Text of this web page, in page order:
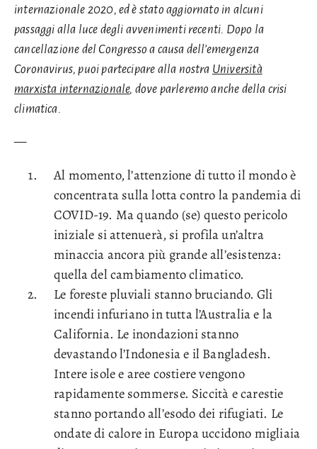
internazionale 2020, ed è stato aggiornato in alcuni
passaggi alla luce degli avvenimenti recenti. Dopo la
cancellazione del Congresso a causa dell’emergenza
Coronavirus, puoi partecipare alla nostra Università
marxista internazionale, dove parleremo anche della crisi
climatica.
—
Al momento, l’attenzione di tutto il mondo è
concentrata sulla lotta contro la pandemia di
COVID-19. Ma quando (se) questo pericolo
iniziale si attenuerà, si profila un’altra
minaccia ancora più grande all’esistenza:
quella del cambiamento climatico.
Le foreste pluviali stanno bruciando. Gli
incendi infuriano in tutta l’Australia e la
California. Le inondazioni stanno
devastando l’Indonesia e il Bangladesh.
Intere isole e aree costiere vengono
rapidamente sommerse. Siccità e carestie
stanno portando all’esodo dei rifugiati. Le
ondate di calore in Europa uccidono migliaia